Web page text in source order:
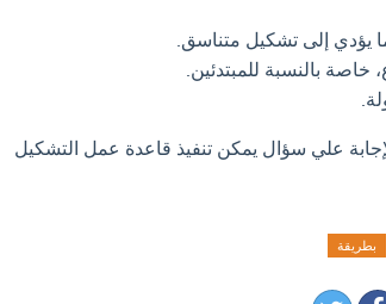
يؤدي إلى تشكيل متناسق.
بالنسبة للمبتدئين.
علي سؤال يمكن تنفيذ قاعدة عمل التشكيل
بطريقة